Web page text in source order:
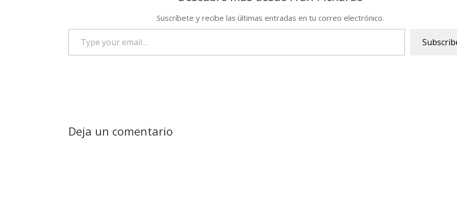
Suscríbete y recibe las últimas entradas en tu correo electrónico.
your
email…
Deja un comentario